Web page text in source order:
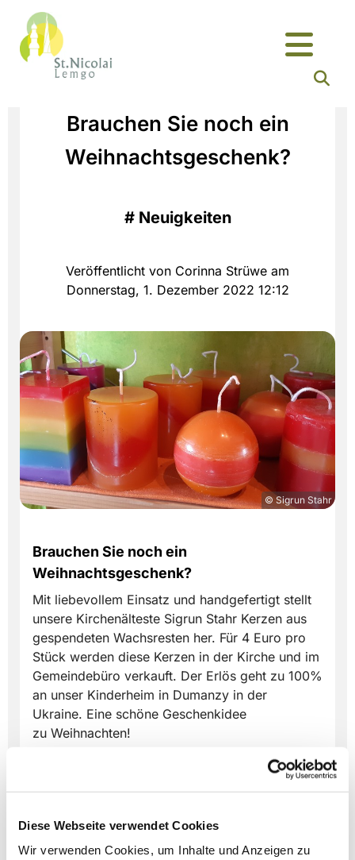
Diese Webseite verwendet Cookies
Wir verwenden Cookies, um Inhalte und Anzeigen zu
Brauchen Sie noch ein
Weihnachtsgeschenk?
# Neuigkeiten
Veröffentlicht von Corinna Strüwe am
Donnerstag, 1. Dezember 2022 12:12
© Sigrun Stahr
Brauchen Sie noch ein
Weihnachtsgeschenk?
Mit liebevollem Einsatz und handgefertigt stellt
unsere Kirchenälteste Sigrun Stahr Kerzen aus
gespendeten Wachsresten her. Für 4 Euro pro
Stück werden diese Kerzen in der Kirche und im
Gemeindebüro verkauft. Der Erlös geht zu 100%
an unser Kinderheim in Dumanzy in der
Ukraine. Eine schöne Geschenkidee
zu Weihnachten!